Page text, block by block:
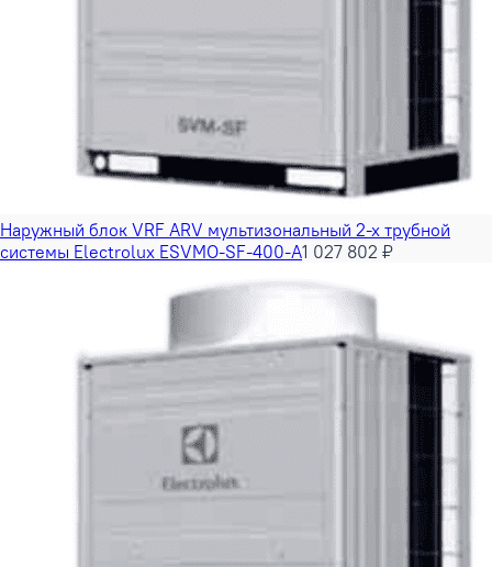
Наружный блок VRF ARV мультизональный 2-х трубной
системы Electrolux ESVMO-SF-400-A1 027 802 ₽